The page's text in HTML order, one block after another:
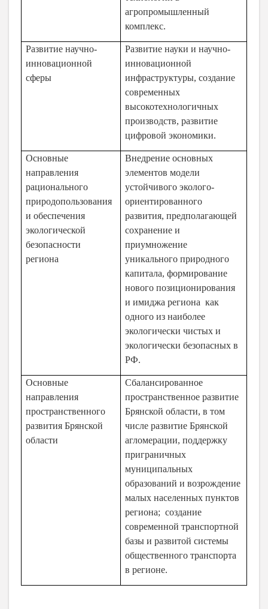
агропромышленный
комплекс.
Развитие научно-
инновационной
сферы
Развитие науки и научно-
инновационной
инфраструктуры, создание
современных
высокотехнологичных
производств, развитие
цифровой экономики.
Основные
направления
рационального
природопользования
и обеспечения
экологической
безопасности
региона
Внедрение основных
элементов модели
устойчивого эколого-
ориентированного
развития, предполагающей
сохранение и
приумножение
уникального природного
капитала, формирование
нового позиционирования
и имиджа региона как
одного из наиболее
экологически чистых и
экологически безопасных в
РФ.
Основные
направления
пространственного
развития Брянской
области
Сбалансированное
пространственное развитие
Брянской области, в том
числе развитие Брянской
агломерации, поддержку
приграничных
муниципальных
образований и возрождение
малых населенных пунктов
региона; создание
современной транспортной
базы и развитой системы
общественного транспорта
в регионе.